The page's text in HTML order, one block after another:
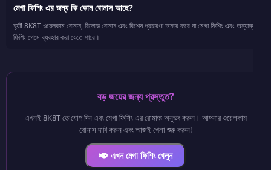
মেগা ফিশিং এর জন্য কি কোন বোনাস আছে?
হ্যাঁ! 8K8T ওয়েলকাম বোনাস, রিলোড বোনাস এবং বিশেষ প্রচারণা অফার করে যা মেগা ফিশিং এবং অন্যান্য
ফিশিং গেমে ব্যবহার করা যেতে পারে।
বড় জয়ের জন্য প্রস্তুত?
এখনই 8K8T তে যোগ দিন এবং মেগা ফিশিং এর রোমাঞ্চ অনুভব করুন। আপনার ওয়েলকাম
বোনাস দাবি করুন এবং আজই খেলা শুরু করুন!
এখন মেগা ফিশিং খেলুন